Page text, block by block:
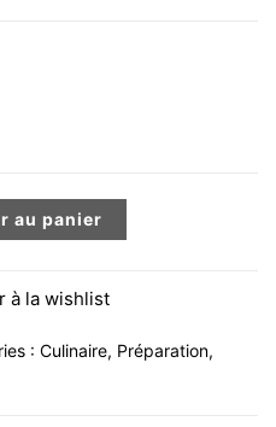
A OEUFS
au panier
à la wishlist
: Culinaire, Préparation,